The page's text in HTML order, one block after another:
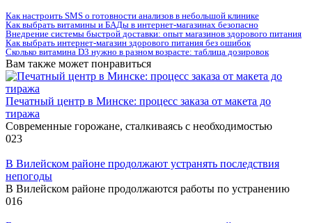
Как настроить SMS о готовности анализов в небольшой клинике
Как выбрать витамины и БАДы в интернет-магазинах безопасно
Внедрение системы быстрой доставки: опыт магазинов здорового питания
Как выбрать интернет-магазин здорового питания без ошибок
Сколько витамина D3 нужно в разном возрасте: таблица дозировок
Вам также может понравиться
Печатный центр в Минске: процесс заказа от макета до
тиража
Современные горожане, сталкиваясь с необходимостью
023
В Вилейском районе продолжают устранять последствия
непогоды
В Вилейском районе продолжаются работы по устранению
016